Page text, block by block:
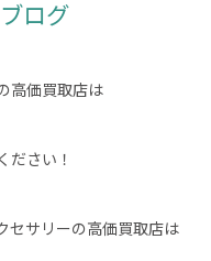
ログ
高価買取店は
ださい！
セサリーの高価買取店は